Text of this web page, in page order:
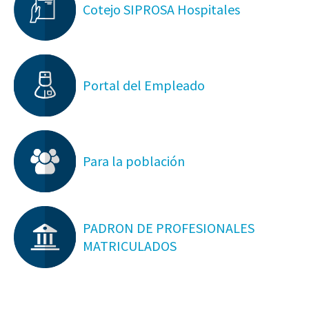
Cotejo SIPROSA Hospitales
Portal del Empleado
Para la población
PADRON DE PROFESIONALES
MATRICULADOS